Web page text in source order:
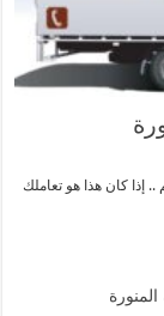
إذا كان هذا هو تعاملك